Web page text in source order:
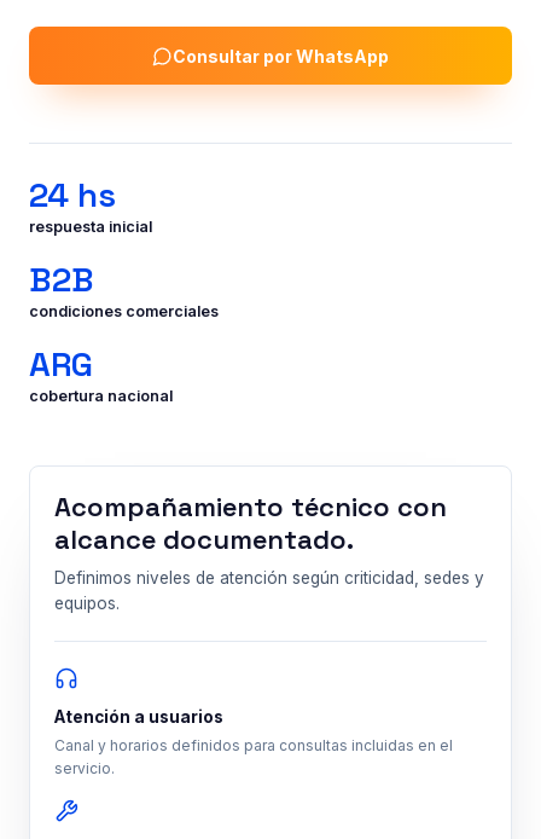
Consultar por WhatsApp
24 hs
respuesta inicial
B2B
condiciones comerciales
ARG
cobertura nacional
Operaciones
Acompañamiento técnico con
alcance documentado.
Definimos niveles de atención según criticidad, sedes y
equipos.
Atención a usuarios
Canal y horarios definidos para consultas incluidas en el
servicio.